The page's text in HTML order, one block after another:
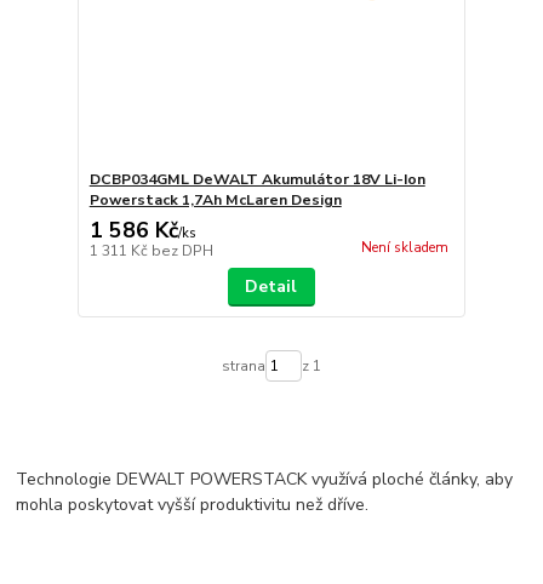
DCBP034GML DeWALT Akumulátor 18V Li-Ion
Powerstack 1,7Ah McLaren Design
1 586 Kč/ks
1 311 Kč bez DPH Není skladem
Detail
strana z 1
Technologie DEWALT POWERSTACK využívá ploché články, aby
mohla poskytovat vyšší produktivitu než dříve.